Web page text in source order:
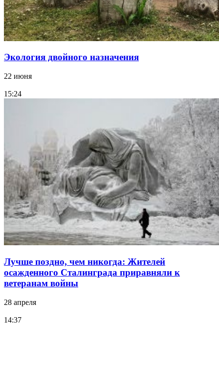
Экология двойного назначения
22 июня
15:24
Лучше поздно, чем никогда: Жителей
осажденного Сталинграда приравняли к
ветеранам войны
28 апреля
14:37